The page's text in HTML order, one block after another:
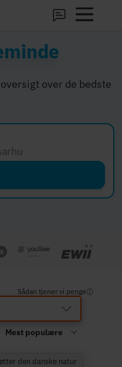
over de bedste
C
Sådan tjener vi penge
den danske natur